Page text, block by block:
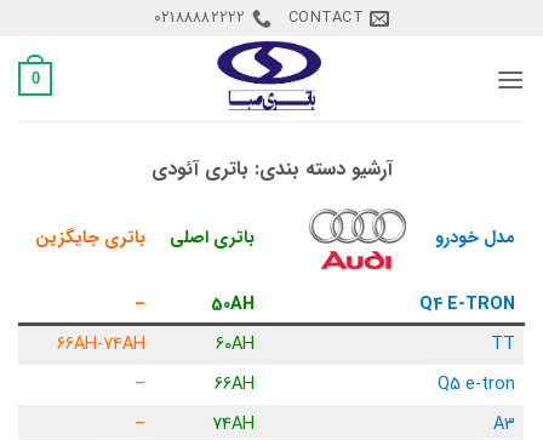
content
CONTACT
02188882222
0
آرشیو دسته بندی: باتری آئودی
مدل خودرو باتری اصلی باتری جایگزین
Q4 E-TRON
50AH
–
TT
60AH
66AH-74AH
Q5 e-tron
66AH
–
A3
74AH
–